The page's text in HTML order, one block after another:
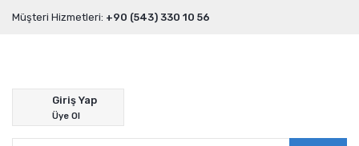
Müşteri Hizmetleri: +90 (543) 330 10 56
Giriş Yap
Üye Ol